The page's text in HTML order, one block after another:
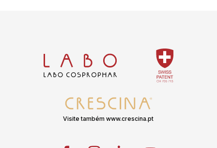
Visite também www.crescina.pt